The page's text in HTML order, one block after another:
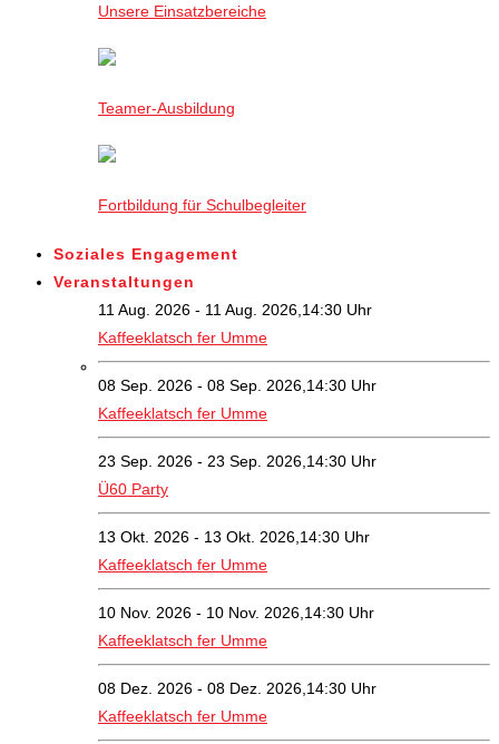
Unsere Einsatzbereiche
Teamer-Ausbildung
Fortbildung für Schulbegleiter
Soziales Engagement
Veranstaltungen
11 Aug. 2026 - 11 Aug. 2026,14:30 Uhr
Kaffeeklatsch fer Umme
08 Sep. 2026 - 08 Sep. 2026,14:30 Uhr
Kaffeeklatsch fer Umme
23 Sep. 2026 - 23 Sep. 2026,14:30 Uhr
Ü60 Party
13 Okt. 2026 - 13 Okt. 2026,14:30 Uhr
Kaffeeklatsch fer Umme
10 Nov. 2026 - 10 Nov. 2026,14:30 Uhr
Kaffeeklatsch fer Umme
08 Dez. 2026 - 08 Dez. 2026,14:30 Uhr
Kaffeeklatsch fer Umme